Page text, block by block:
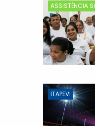
ASSISTÊNCIA
ITAPEVI